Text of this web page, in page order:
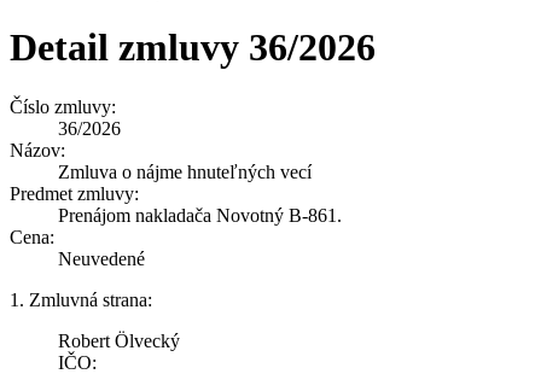
Detail zmluvy 36/2026
Číslo zmluvy:
36/2026
Názov:
Zmluva o nájme hnuteľných vecí
Predmet zmluvy:
Prenájom nakladača Novotný B-861.
Cena:
Neuvedené
1. Zmluvná strana:
Robert Ölvecký
IČO: